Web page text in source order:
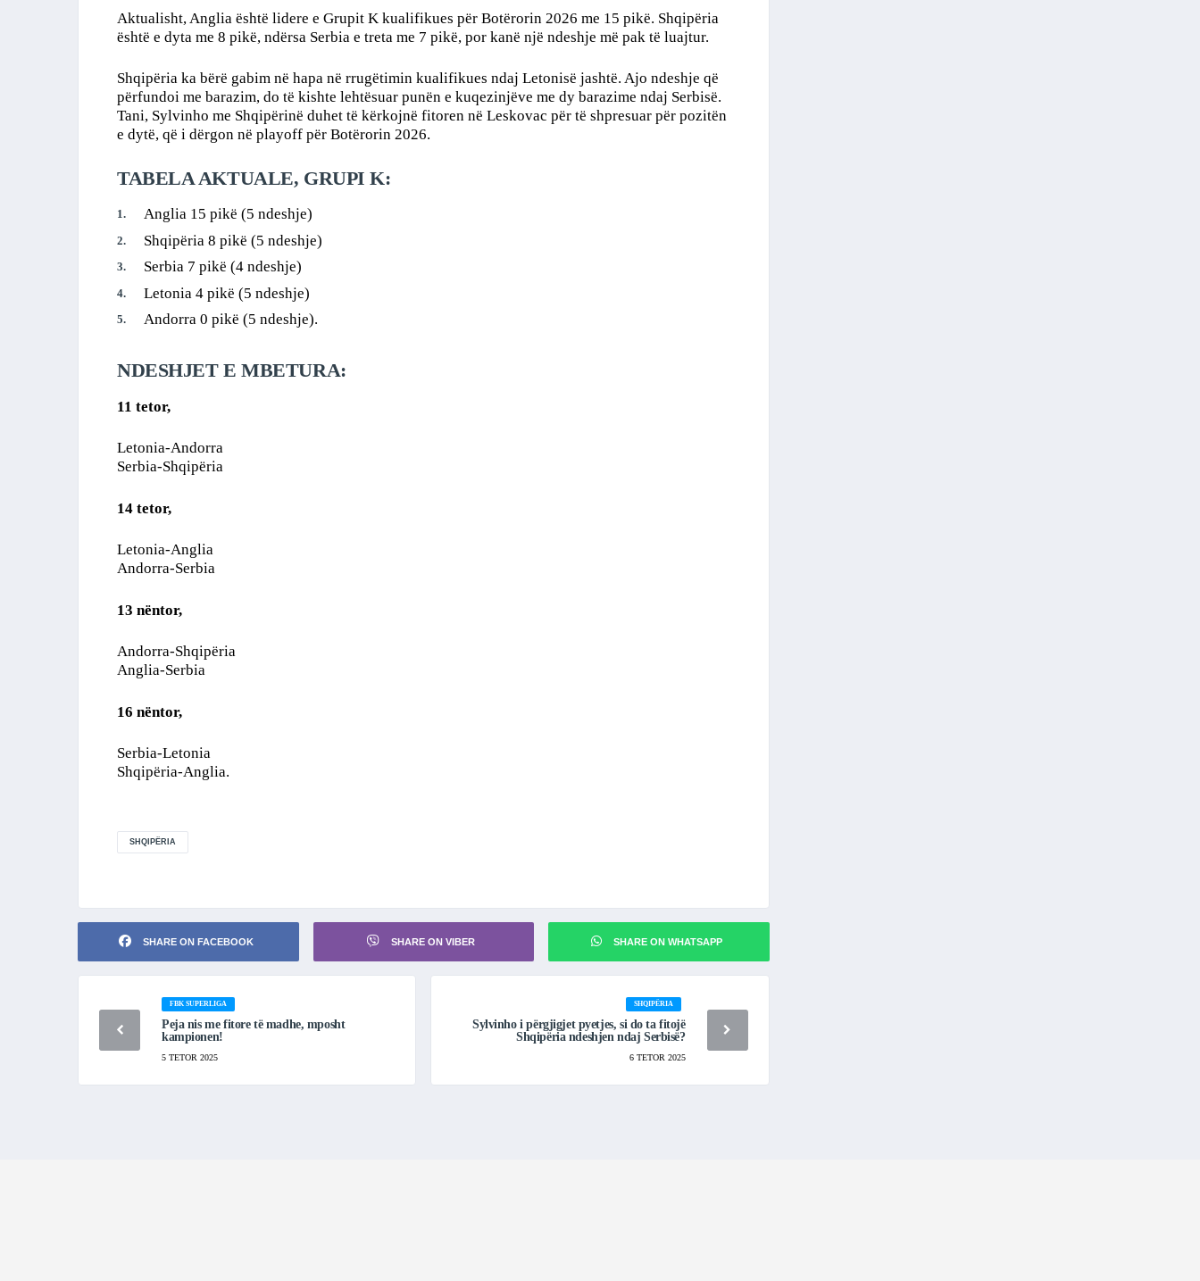
Aktualisht, Anglia është lidere e Grupit K kualifikues për Botërorin 2026 me 15 pikë. Shqipëria
është e dyta me 8 pikë, ndërsa Serbia e treta me 7 pikë, por kanë një ndeshje më pak të luajtur.
Shqipëria ka bërë gabim në hapa në rrugëtimin kualifikues ndaj Letonisë jashtë. Ajo ndeshje që
përfundoi me barazim, do të kishte lehtësuar punën e kuqezinjëve me dy barazime ndaj Serbisë.
Tani, Sylvinho me Shqipërinë duhet të kërkojnë fitoren në Leskovac për të shpresuar për pozitën
e dytë, që i dërgon në playoff për Botërorin 2026.
TABELA AKTUALE, GRUPI K:
Anglia 15 pikë (5 ndeshje)
Shqipëria 8 pikë (5 ndeshje)
Serbia 7 pikë (4 ndeshje)
Letonia 4 pikë (5 ndeshje)
Andorra 0 pikë (5 ndeshje).
NDESHJET E MBETURA:
11 tetor,
Letonia-Andorra
Serbia-Shqipëria
14 tetor,
Letonia-Anglia
Andorra-Serbia
13 nëntor,
Andorra-Shqipëria
Anglia-Serbia
16 nëntor,
Serbia-Letonia
Shqipëria-Anglia.
SHQIPËRIA
SHARE ON FACEBOOK SHARE ON VIBER SHARE ON WHATSAPP
FBK SUPERLIGA
Peja nis me fitore të madhe, mposht
kampionen!
5 TETOR 2025
SHQIPËRIA
Sylvinho i përgjigjet pyetjes, si do ta fitojë
Shqipëria ndeshjen ndaj Serbisë?
6 TETOR 2025